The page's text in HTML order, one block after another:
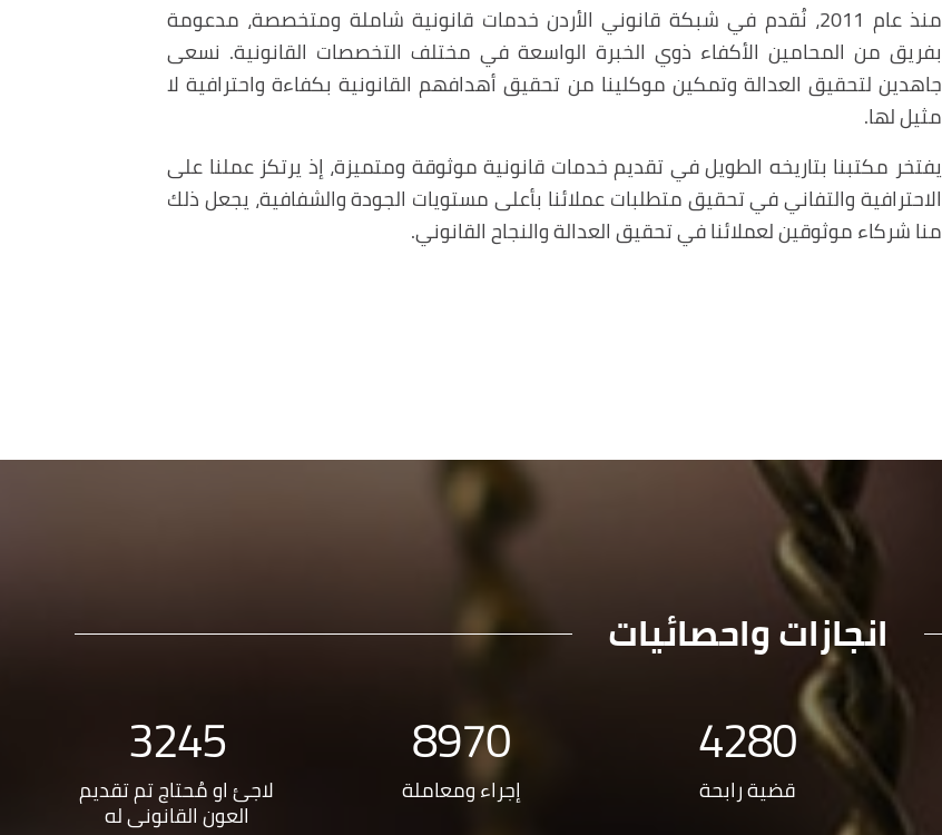
منذ عام 2011، نُقدم في شبكة قانوني الأردن خدمات قانونية شاملة ومتخصصة، مدعومة
بفريق من المحامين الأكفاء ذوي الخبرة الواسعة في مختلف التخصصات القانونية. نسعى
جاهدين لتحقيق العدالة وتمكين موكلينا من تحقيق أهدافهم القانونية بكفاءة واحترافية لا
مثيل لها.
يفتخر مكتبنا بتاريخه الطويل في تقديم خدمات قانونية موثوقة ومتميزة، إذ يرتكز عملنا على
الاحترافية والتفاني في تحقيق متطلبات عملائنا بأعلى مستويات الجودة والشفافية، يجعل ذلك
منا شركاء موثوقين لعملائنا في تحقيق العدالة والنجاح القانوني.
انجازات واحصائيات
4280
قضية رابحة
8970
إجراء ومعاملة
3245
لاجئ او مُحتاج تم تقديم
العون القانوني له